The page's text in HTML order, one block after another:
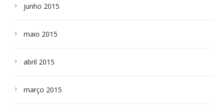
junho 2015
maio 2015
abril 2015
março 2015